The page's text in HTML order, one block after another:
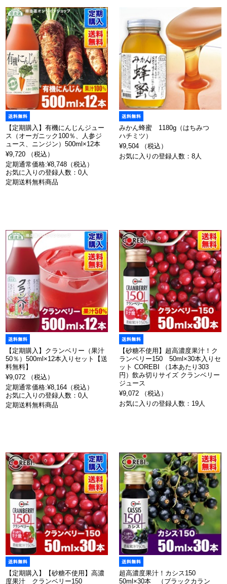
【定期購入】有機にんじんジュー
ス（オーガニック100％、人参ジ
ュース、ニンジン）500ml×12本
¥9,720 （税込）
定期通常価格:¥8,748（税込）
お気に入りの登録人数：0人
定期送料無料商品
みかん蜂蜜 1180g（はちみつ
ハチミツ）
¥9,504 （税込）
お気に入りの登録人数：8人
【定期購入】クランベリー（果汁
50％）500ml×12本入りセット【送
料無料】
¥9,072 （税込）
定期通常価格:¥8,164（税込）
お気に入りの登録人数：0人
定期送料無料商品
【砂糖不使用】超高濃度果汁！ク
ランベリー150 50ml×30本入りセ
ット COREBI （1本あたり303
円）飲み切りサイズ クランベリー
ジュース
¥9,072 （税込）
お気に入りの登録人数：19人
【定期購入】【砂糖不使用】高濃
度果汁 クランベリー150
超高濃度果汁！カシス150
50ml×30本 （ブラックカラン